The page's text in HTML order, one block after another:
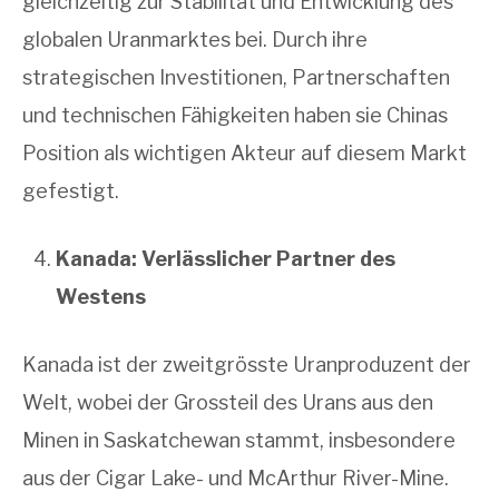
globalen Uranmarktes bei. Durch ihre
strategischen Investitionen, Partnerschaften
und technischen Fähigkeiten haben sie Chinas
Position als wichtigen Akteur auf diesem Markt
gefestigt.
Kanada: Verlässlicher Partner des
Westens
Kanada ist der zweitgrösste Uranproduzent der
Welt, wobei der Grossteil des Urans aus den
Minen in Saskatchewan stammt, insbesondere
aus der Cigar Lake- und McArthur River-Mine.